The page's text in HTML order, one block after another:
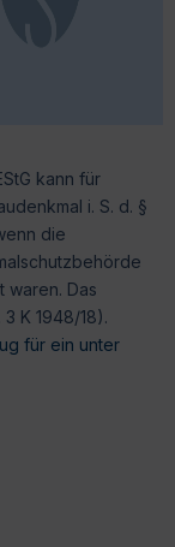
kann für
i. S. d. §
die
waren. Das
K 1948/18).
für ein unter